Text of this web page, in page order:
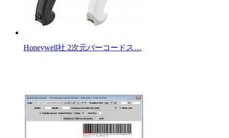
Honeywell社 2次元バーコードス…